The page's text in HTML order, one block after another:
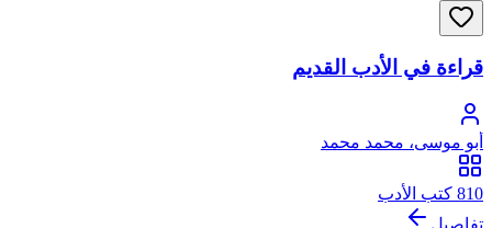
قراءة في الأدب القديم
أبو موسى، محمد محمد
810 كتب الأدب
تفاصيل